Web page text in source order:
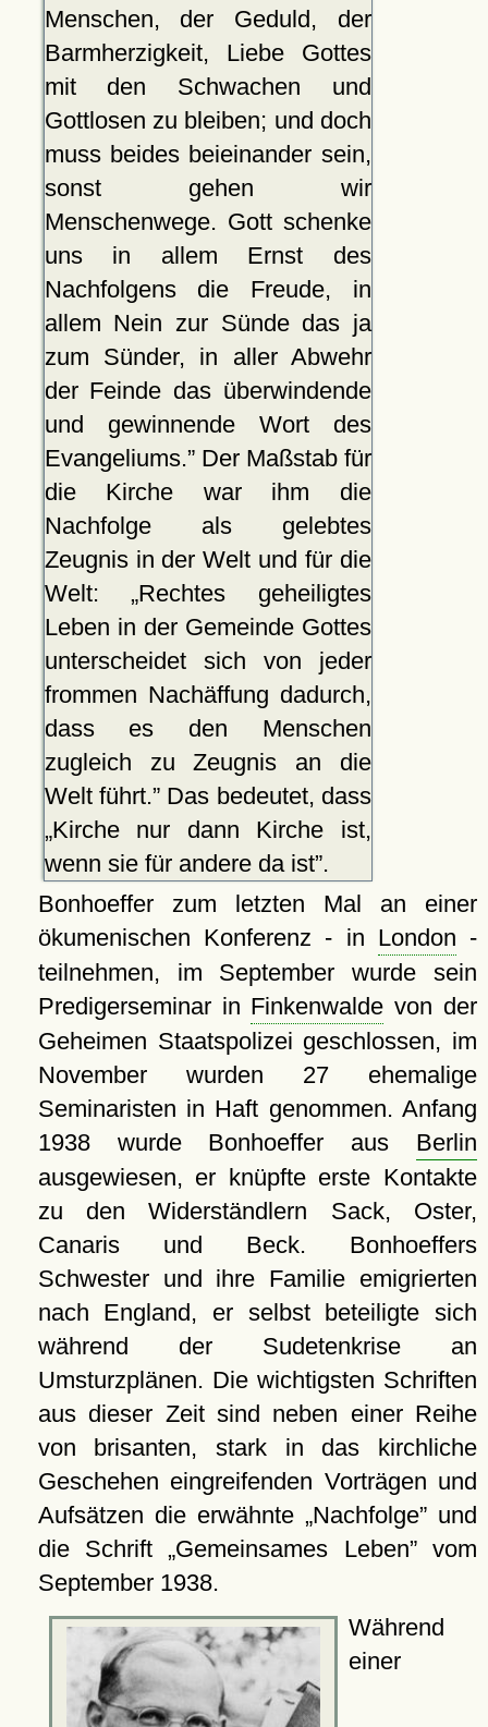
Menschen, der Geduld, der
Barmherzigkeit, Liebe Gottes
mit den Schwachen und
Gottlosen zu bleiben; und doch
muss beides beieinander sein,
sonst gehen wir
Menschenwege. Gott schenke
uns in allem Ernst des
Nachfolgens die Freude, in
allem Nein zur Sünde das ja
zum Sünder, in aller Abwehr
der Feinde das überwindende
und gewinnende Wort des
Evangeliums. Der Maßstab für
die Kirche war ihm die
Nachfolge als gelebtes
Zeugnis in der Welt und für die
Welt: Rechtes geheiligtes
Leben in der Gemeinde Gottes
unterscheidet sich von jeder
frommen Nachäffung dadurch,
dass es den Menschen
zugleich zu Zeugnis an die
Welt führt. Das bedeutet, dass
Kirche nur dann Kirche ist,
wenn sie für andere da ist .
Bonhoeffer zum letzten Mal an einer
ökumenischen Konferenz - in London -
teilnehmen, im September wurde sein
Predigerseminar in Finkenwalde von der
Geheimen Staatspolizei geschlossen, im
November wurden 27 ehemalige
Seminaristen in Haft genommen. Anfang
1938 wurde Bonhoeffer aus Berlin
ausgewiesen, er knüpfte erste Kontakte
zu den Widerständlern Sack, Oster,
Canaris und Beck. Bonhoeffers
Schwester und ihre Familie emigrierten
nach England, er selbst beteiligte sich
während der Sudetenkrise an
Umsturzplänen. Die wichtigsten Schriften
aus dieser Zeit sind neben einer Reihe
von brisanten, stark in das kirchliche
Geschehen eingreifenden Vorträgen und
Aufsätzen die erwähnte
Nachfolge und
die Schrift Gemeinsames Leben vom
September 1938.
Während
einer